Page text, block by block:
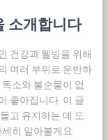
소개합니다
건강과 웰빙을 위해
여러 부위로 운반하
소와 불순물이 없
좋아집니다. 이 글
고 유지하는 데 도
히 알아볼게요.